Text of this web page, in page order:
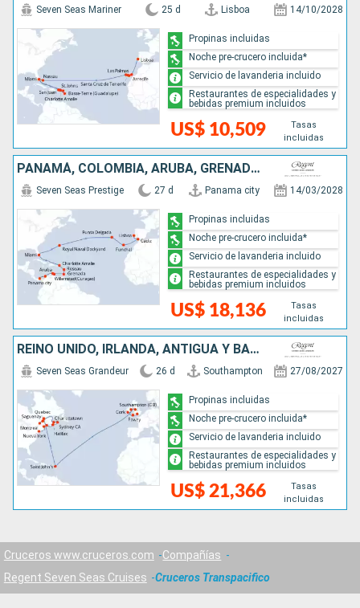
Seven Seas Mariner 25 d Lisboa 14/10/2028
US$ 10,509
Tasas
incluidas
Propinas incluidas
Noche pre-crucero incluida*
Servicio de lavanderia incluido
Restaurantes de especialidades y
bebidas premium incluidos
PANAMÁ, COLOMBIA, ARUBA, GRENADA, DOMINICA, ESTADOS UNIDOS, REINO UNIDO, PORTUGAL, ESPAÑA
Seven Seas Prestige 27 d Panama city 14/03/2028
US$ 18,136
Tasas
incluidas
Propinas incluidas
Noche pre-crucero incluida*
Servicio de lavanderia incluido
Restaurantes de especialidades y
bebidas premium incluidos
REINO UNIDO, IRLANDA, ANTIGUA Y BARBUDA, CANADÁ, ESTADOS UNIDOS
Seven Seas Grandeur 26 d Southampton 27/08/2027
US$ 21,366
Tasas
incluidas
Propinas incluidas
Noche pre-crucero incluida*
Servicio de lavanderia incluido
Restaurantes de especialidades y
bebidas premium incluidos
Cruceros www.cruceros.com
Compañías
Regent Seven Seas Cruises
Cruceros Transpacifico